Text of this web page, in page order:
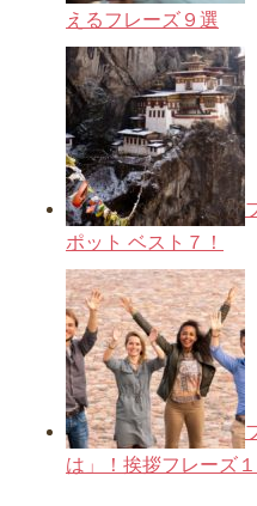
えるフレーズ９選
ポット ベスト７！
は」！挨拶フレーズ